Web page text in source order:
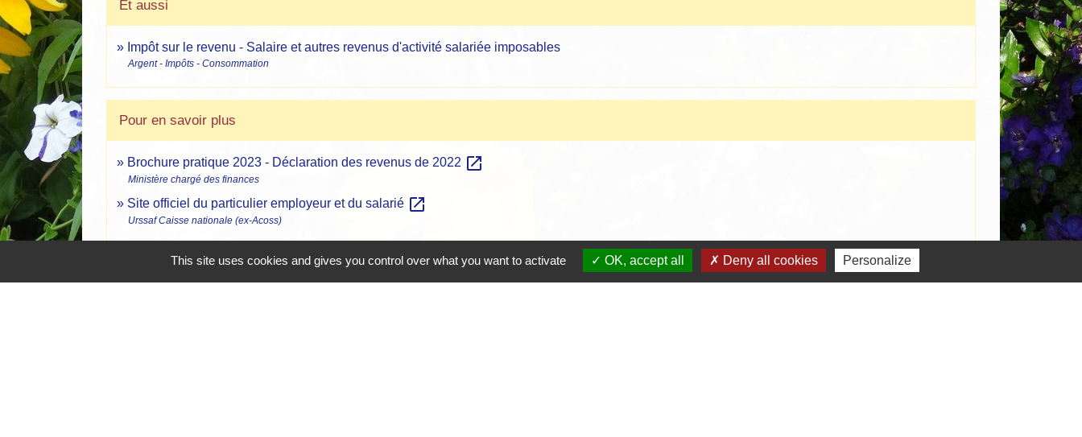
Et aussi
Impôt sur le revenu - Salaire et autres revenus d'activité salariée imposables
Argent - Impôts - Consommation
Pour en savoir plus
Brochure pratique 2023 - Déclaration des revenus de 2022 open_in_new
Ministère chargé des finances
Site officiel du particulier employeur et du salarié open_in_new
Urssaf Caisse nationale (ex-Acoss)
Signaler une erreur sur cette page
This site uses cookies and gives you control over what you want to activate OK, accept all Deny all cookies Personalize